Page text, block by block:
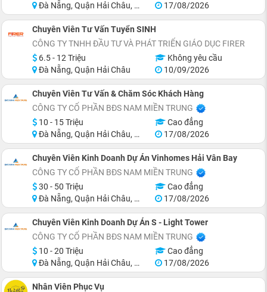
Đà Nẵng, Quận Hải Châu, Quận Sơn Trà, Quận Ngũ Hành Sơn, Quận Cẩm Lệ, Khu vực lân cận Đà Nẵng
17/08/2026
Chuyên Viên Tư Vấn Tuyển SINH
CÔNG TY TNHH ĐẦU TƯ VÀ PHÁT TRIỂN GIÁO DỤC FIRER
6.5 - 12 Triệu
Không yêu cầu
Đà Nẵng, Quận Hải Châu
10/09/2026
Chuyên Viên Tư Vấn & Chăm Sóc Khách Hàng
CÔNG TY CỔ PHẦN BĐS NAM MIỀN TRUNG
10 - 15 Triệu
Cao đẳng
Đà Nẵng, Quận Hải Châu, Quận Sơn Trà, Quận Ngũ Hành Sơn, Quận Cẩm Lệ, Khu vực lân cận Đà Nẵng
17/08/2026
Chuyên Viên Kinh Doanh Dự Án Vinhomes Hải Vân Bay
CÔNG TY CỔ PHẦN BĐS NAM MIỀN TRUNG
30 - 50 Triệu
Cao đẳng
Đà Nẵng, Quận Hải Châu, Quận Sơn Trà, Quận Ngũ Hành Sơn, Huyện Hòa Vang, Khu vực lân cận Đà Nẵng
17/08/2026
Chuyên Viên Kinh Doanh Dự Án S - Light Tower
CÔNG TY CỔ PHẦN BĐS NAM MIỀN TRUNG
10 - 20 Triệu
Cao đẳng
Đà Nẵng, Quận Hải Châu, Quận Ngũ Hành Sơn, Quận Cẩm Lệ, Khu vực lân cận Đà Nẵng
17/08/2026
Nhân Viên Phục Vụ